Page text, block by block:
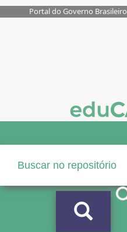
Portal do Governo Brasileiro